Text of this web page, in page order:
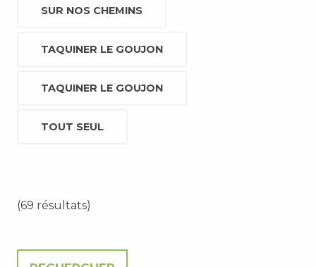
SUR NOS CHEMINS
TAQUINER LE GOUJON
TAQUINER LE GOUJON
TOUT SEUL
(69 résultats)